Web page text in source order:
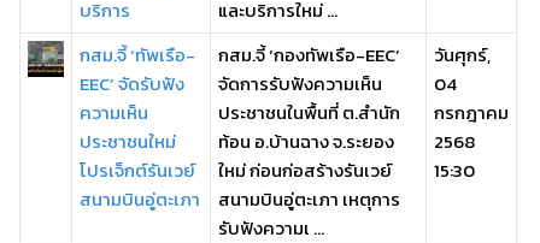
บริการ
และบริการใหม่ ...
กสม.จี้ ‘ทัพเรือ-
EEC’ จัดรับฟัง
ความเห็น
ประชาชนใหม่
โปรเจ็กต์รันเวย์
สนามบินอู่ตะเภา
กสม.จี้ ‘กองทัพเรือ-EEC’
จัดการรับฟังความเห็น
ประชาชนในพื้นที่ ต.สำนัก
ท้อน อ.บ้านฉาง จ.ระยอง
ใหม่ ก่อนก่อสร้างรันเวย์
สนามบินอู่ตะเภา เหตุการ
รับฟังความเ ...
วันศุกร์,
04
กรกฎาคม
2568
15:30